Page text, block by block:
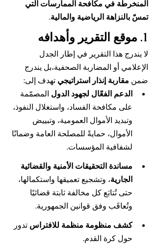
المنخرطة في مكافحة الممارسات التي
تمسّ بالنزاهة الرياضية والمالية.
1. موقع التقرير وأهدافه
لا يندرج هذا التقرير في إطار الجدل
الإعلامي أو المضاربة الصحفية،بل يندرج
ضمن مقاربة إنذار استراتيجي تهدف إلى:
الدعم الفعّال لجهود الدول المصمّمة
على مكافحة الفساد، واستغلال النفوذ،
وتبديد الأموال العمومية، وتبييض
الأموال، حمايةً للمصلحة العامة وضمانًا
لشفافية المؤسسات.
مساندة التحقيقات الأمنية والقضائية
الجارية، وتشجيع تعميقها واستكمالها،
حتى تُتابَع كل مخالفة ثابتة قضائيًا
وتُعاقَب وفق قوانين الجمهورية.
كشف منظومة منظمة للافتراس تدور
حول كرة القدم.